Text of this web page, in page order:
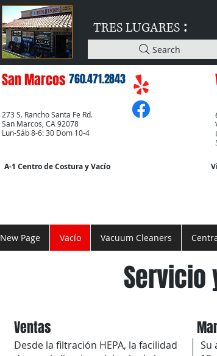
TRES LUGARES :
Search
San Marcos 760.471.2843
273 S. Rancho Santa Fe Rd.
San Marcos, CA 92078
Lun-Sáb 8-6: 30 Dom 10-4
A-1 Centro de Costura y Vacío
New Page Vacío Vacuum Cleaners
Servicio
Ventas
Desde la filtración HEPA, la facilidad
Su